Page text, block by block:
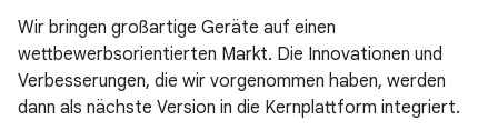
Wir bringen großartige Geräte auf einen
wettbewerbsorientierten Markt. Die Innovationen und
Verbesserungen, die wir vorgenommen haben, werden
dann als nächste Version in die Kernplattform integriert.